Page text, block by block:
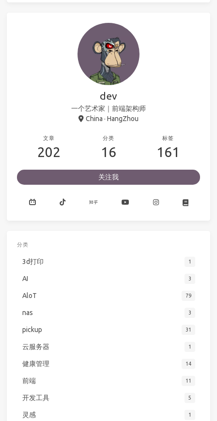
dev
一个艺术家｜前端架构师
China · HangZhou
文章
202
分类
16
标签
161
关注我
分类
3d打印 1
AI 3
AloT 79
nas 3
pickup 31
云服务器 1
健康管理 14
前端 11
开发工具 5
灵感 1